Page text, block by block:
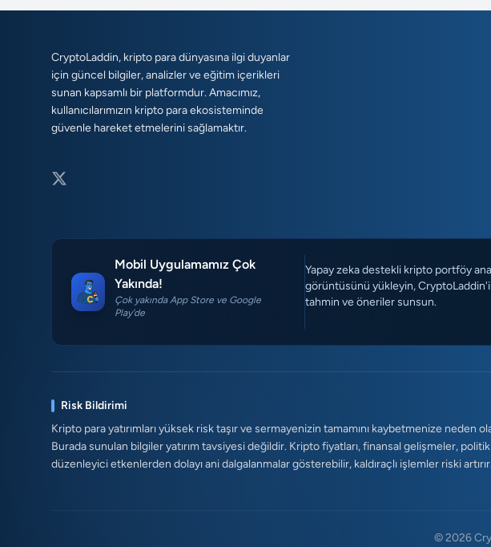
CryptoLaddin, kripto para dünyasına ilgi duyanlar
için güncel bilgiler, analizler ve eğitim içerikleri
sunan kapsamlı bir platformdur. Amacımız,
kullanıcılarımızın kripto para ekosisteminde
güvenle hareket etmelerini sağlamaktır.
Mobil Uygulamamız Çok
Yakında!
Çok yakında App Store ve Google
Play'de
Yapay zeka destekli kripto portföy
görüntüsünü yükleyin,
tahmin ve öneriler sunsun.
Risk Bildirimi
Kripto para yatırımları yüksek risk taşır ve sermayenizin tamamını kaybetmenize neden
Burada sunulan bilgiler yatırım tavsiyesi değildir. Kripto fiyatları, finansal gelişmeler,
düzenleyici etkenlerden dolayı ani dalgalanmalar gösterebilir, kaldıraçlı işlemler riski artırır.
© 2026